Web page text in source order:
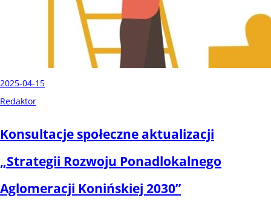
2025-04-15
Redaktor
Konsultacje społeczne aktualizacji
„Strategii Rozwoju Ponadlokalnego
Aglomeracji Konińskiej 2030”